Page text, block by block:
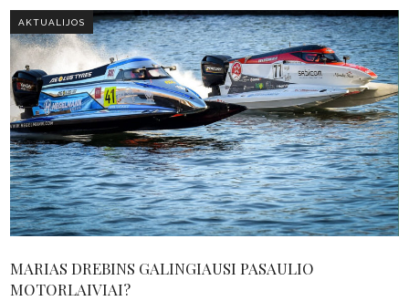
AKTUALIJOS
MARIAS DREBINS GALINGIAUSI PASAULIO
MOTORLAIVIAI?